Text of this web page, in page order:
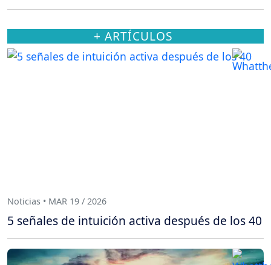
+ ARTÍCULOS
Noticias • MAR 19 / 2026
5 señales de intuición activa después de los 40